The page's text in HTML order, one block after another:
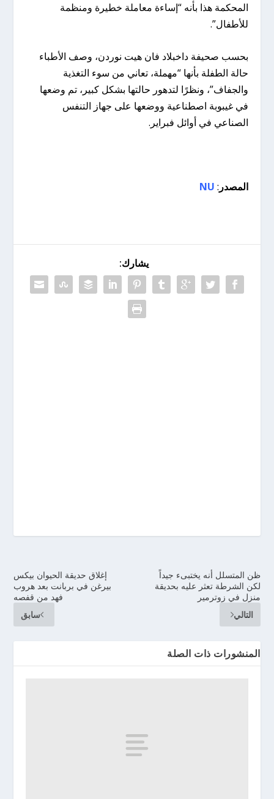
المحكمة هذا بأنه “إساءة معاملة خطيرة ومنظمة
للأطفال”.
بحسب صحيفة داخبلاد فان هيت نوردن، وصف الأطباء
حالة الطفلة بأنها “مهملة، تعاني من سوء التغذية
والجفاف”، ونظرًا لتدهور حالتها بشكل كبير، تم وضعها
في غيبوبة اصطناعية ووضعها على جهاز التنفس
الصناعي في أوائل فبراير.
المصدر :
NU
يشارك:
إغلاق حديقة الحيوان بيكس
بيرغن في بربانت بعد هروب
فهد من قفصه
سابق
ظن المتسلل أنه يختبىء جيداً
لكن الشرطة تعثر عليه بحديقة
منزل في زوترمير
التالي
المنشورات ذات الصلة